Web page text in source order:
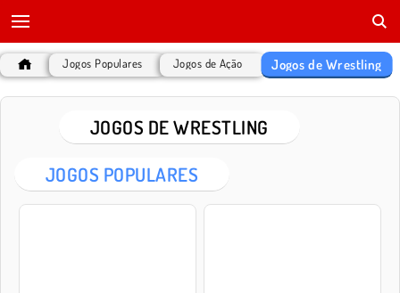
Jogos Populares Jogos de Ação Jogos de Wrestling
JOGOS DE WRESTLING
JOGOS POPULARES